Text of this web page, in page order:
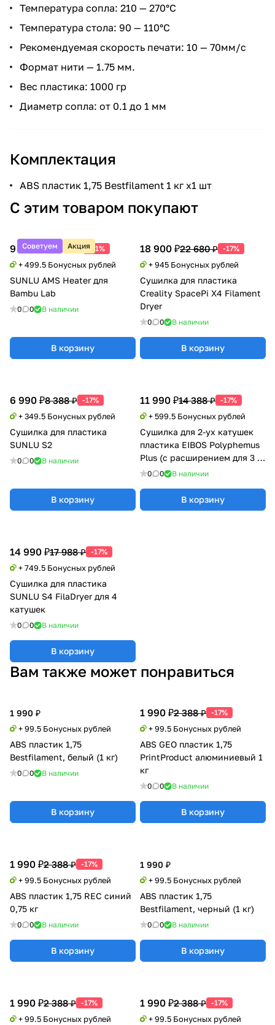
Температура сопла: 210 — 270°С
Температура стола: 90 — 110°С
Рекомендуемая скорость печати: 10 — 70мм/с
Формат нити — 1.75 мм.
Вес пластика: 1000 гр
Диаметр сопла: от 0.1 до 1 мм
Комплектация
ABS пластик 1,75 Bestfilament 1 кг x1 шт
С этим товаром покупают
Советуем Акция
9 990 ₽20 388 ₽ -51%
+ 499.5 Бонусных рублей
SUNLU AMS Heater для
Bambu Lab
0 0 В наличии
В корзину
18 900 ₽22 680 ₽ -17%
+ 945 Бонусных рублей
Сушилка для пластика
Creality SpacePi X4 Filament
Dryer
0 0 В наличии
В корзину
6 990 ₽8 388 ₽ -17%
+ 349.5 Бонусных рублей
Сушилка для пластика
SUNLU S2
0 0 В наличии
В корзину
11 990 ₽14 388 ₽ -17%
+ 599.5 Бонусных рублей
Сушилка для 2-ух катушек
пластика EIBOS Polyphemus
Plus (с расширением для 3 кг
катушки)
0 0 В наличии
В корзину
14 990 ₽17 988 ₽ -17%
+ 749.5 Бонусных рублей
Сушилка для пластика
SUNLU S4 FilaDryer для 4
катушек
0 0 В наличии
В корзину
Вам также может понравиться
1 990 ₽
+ 99.5 Бонусных рублей
ABS пластик 1,75
Bestfilament, белый (1 кг)
0 0 В наличии
В корзину
1 990 ₽2 388 ₽ -17%
+ 99.5 Бонусных рублей
ABS GEO пластик 1,75
PrintProduct алюминиевый 1
кг
0 0 В наличии
В корзину
1 990 ₽
+ 99.5 Бонусных рублей
ABS пластик 1,75
Bestfilament, черный (1 кг)
0 0 В наличии
В корзину
1 990 ₽2 388 ₽ -17%
+ 99.5 Бонусных рублей
1 990 ₽2 388 ₽ -17%
+ 99.5 Бонусных рублей
1 990 ₽2 388 ₽ -17%
+ 99.5 Бонусных рублей
ABS пластик 1,75 REC синий
0,75 кг
0 0 В наличии
В корзину